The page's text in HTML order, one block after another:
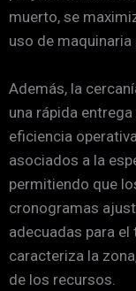
muerto, se
uso de maquinaria
Además, la
una rápida
eficiencia
asociados a la
permitiendo que
cronogramas
adecuadas para
caracteriza la
de los recursos.